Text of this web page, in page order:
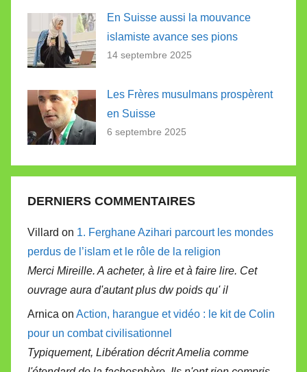
En Suisse aussi la mouvance
islamiste avance ses pions
14 septembre 2025
Les Frères musulmans prospèrent
en Suisse
6 septembre 2025
DERNIERS COMMENTAIRES
Villard on 1. Ferghane Azihari parcourt les mondes
perdus de l’islam et le rôle de la religion
Merci Mireille. A acheter, à lire et à faire lire. Cet
ouvrage aura d'autant plus dw poids qu' il
Arnica on Action, harangue et vidéo : le kit de Colin
pour un combat civilisationnel
Typiquement, Libération décrit Amelia comme